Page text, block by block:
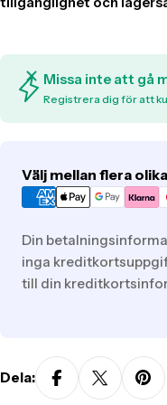
Missa inte att gå
Registrera dig för att
Välj mellan flera
Translation
missing:
Din
inga
till din
Dela: